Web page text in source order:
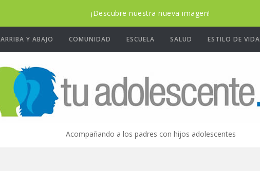
¡Descubre nuestra nueva imagen!
ARRIBA Y ABAJO COMUNIDAD ESCUELA SALUD ESTILO DE VIDA
Acompañando a los padres con hijos adolescentes